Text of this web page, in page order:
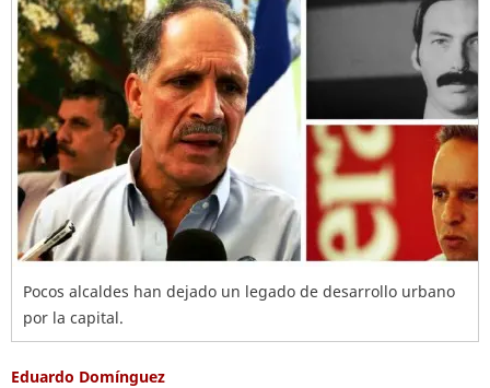
Pocos alcaldes han dejado un legado de desarrollo urbano
por la capital.
Eduardo Domínguez